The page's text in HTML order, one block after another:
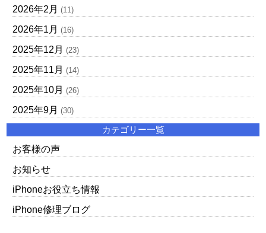
2026年2月 (11)
2026年1月 (16)
2025年12月 (23)
2025年11月 (14)
2025年10月 (26)
2025年9月 (30)
カテゴリー一覧
お客様の声
お知らせ
iPhoneお役立ち情報
iPhone修理ブログ